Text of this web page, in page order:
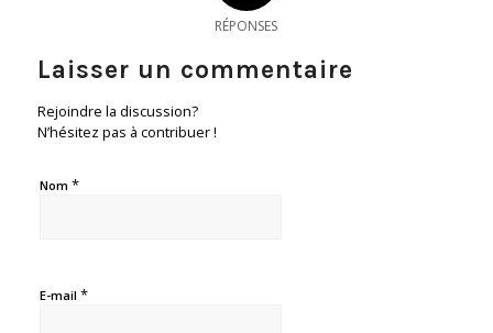
RÉPONSES
Laisser un commentaire
Rejoindre la discussion?
N’hésitez pas à contribuer !
Nom *
E-mail *